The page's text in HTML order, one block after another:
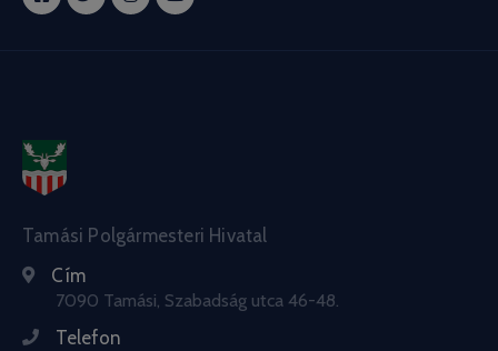
Tamási Polgármesteri Hivatal
Cím
7090 Tamási, Szabadság utca 46-48.
Telefon